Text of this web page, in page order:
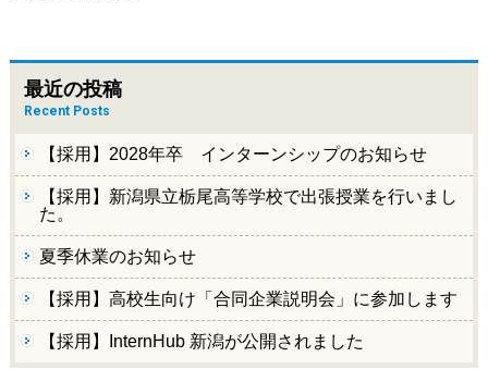
最近の投稿
Recent Posts
【採用】2028年卒 インターンシップのお知らせ
【採用】新潟県立栃尾高等学校で出張授業を行いまし
た。
夏季休業のお知らせ
【採用】高校生向け「合同企業説明会」に参加します
【採用】InternHub 新潟が公開されました